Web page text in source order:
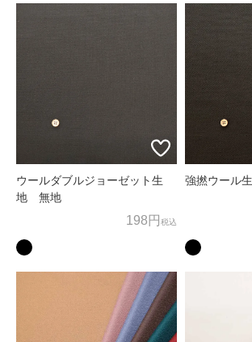
商品の発送、メールマガジンの配信にお客
用いたします。
上記以外の目的でお客様の了承なく、お客
3. 個人情報の外部委託
お客様よりお預かりした個人情報の処理
合には、漏洩などを行わないよう、適切な
ます。
4. お問合せ
望される場合には、下記窓口までご連絡下
すみやかに対応させていただきます。
ウールダブルジョーゼット生
地 無地
198円 税込
強撚ウール